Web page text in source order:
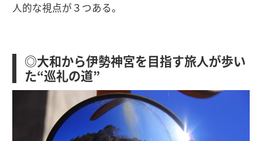
人的な視点が３つある。
◎大和から伊勢神宮を目指す旅人が歩い
た“巡礼の道”